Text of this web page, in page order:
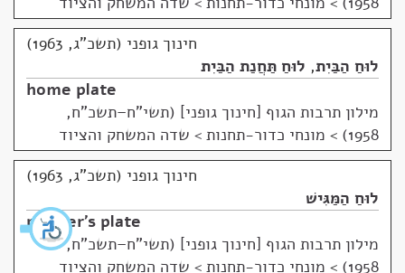
חינוך גופני (תשכ"ג, 1963)
לוּחַ הַבַּיִת, לוּחַ תַּחֲנַת הַבַּיִת
home plate
מילון תרבות הגוף [חינוך גופני] (תשי"ח–תשכ"ח,
1958)
> מונחי כדור-תחנות > שדה המשחק והציוד
חינוך גופני (תשכ"ג, 1963)
לוּחַ הַמַּגִּישׁ
pitcher's plate
מילון תרבות הגוף [חינוך גופני] (תשי"ח–תשכ"ח,
1958)
> מונחי כדור-תחנות > שדה המשחק והציוד